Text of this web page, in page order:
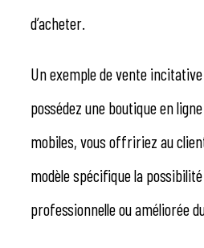
d’acheter.
Un exemple de vente
possédez une boutique en
mobiles, vous offririez au
modèle spécifique la
professionnelle ou améliorée